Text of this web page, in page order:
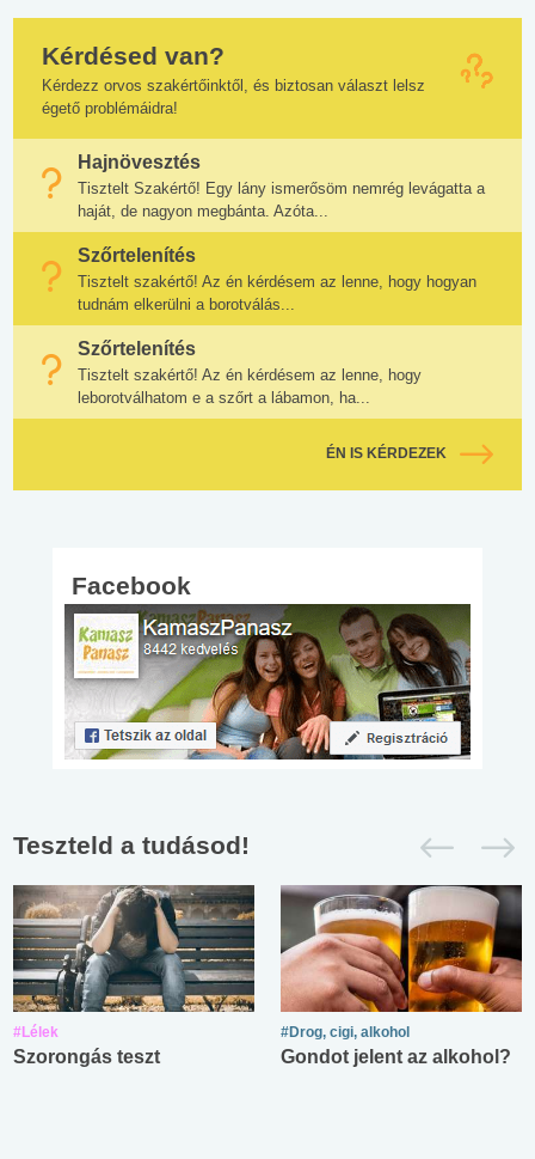
Kérdésed van?
Kérdezz orvos szakértőinktől, és biztosan választ lelsz
égető problémáidra!
Hajnövesztés
Tisztelt Szakértő! Egy lány ismerősöm nemrég levágatta a
haját, de nagyon megbánta. Azóta...
Szőrtelenítés
Tisztelt szakértő! Az én kérdésem az lenne, hogy hogyan
tudnám elkerülni a borotválás...
Szőrtelenítés
Tisztelt szakértő! Az én kérdésem az lenne, hogy
leborotválhatom e a szőrt a lábamon, ha...
ÉN IS KÉRDEZEK
Facebook
Teszteld a tudásod!
#Lélek
Szorongás teszt
#Drog, cigi, alkohol
Gondot jelent az alkohol?